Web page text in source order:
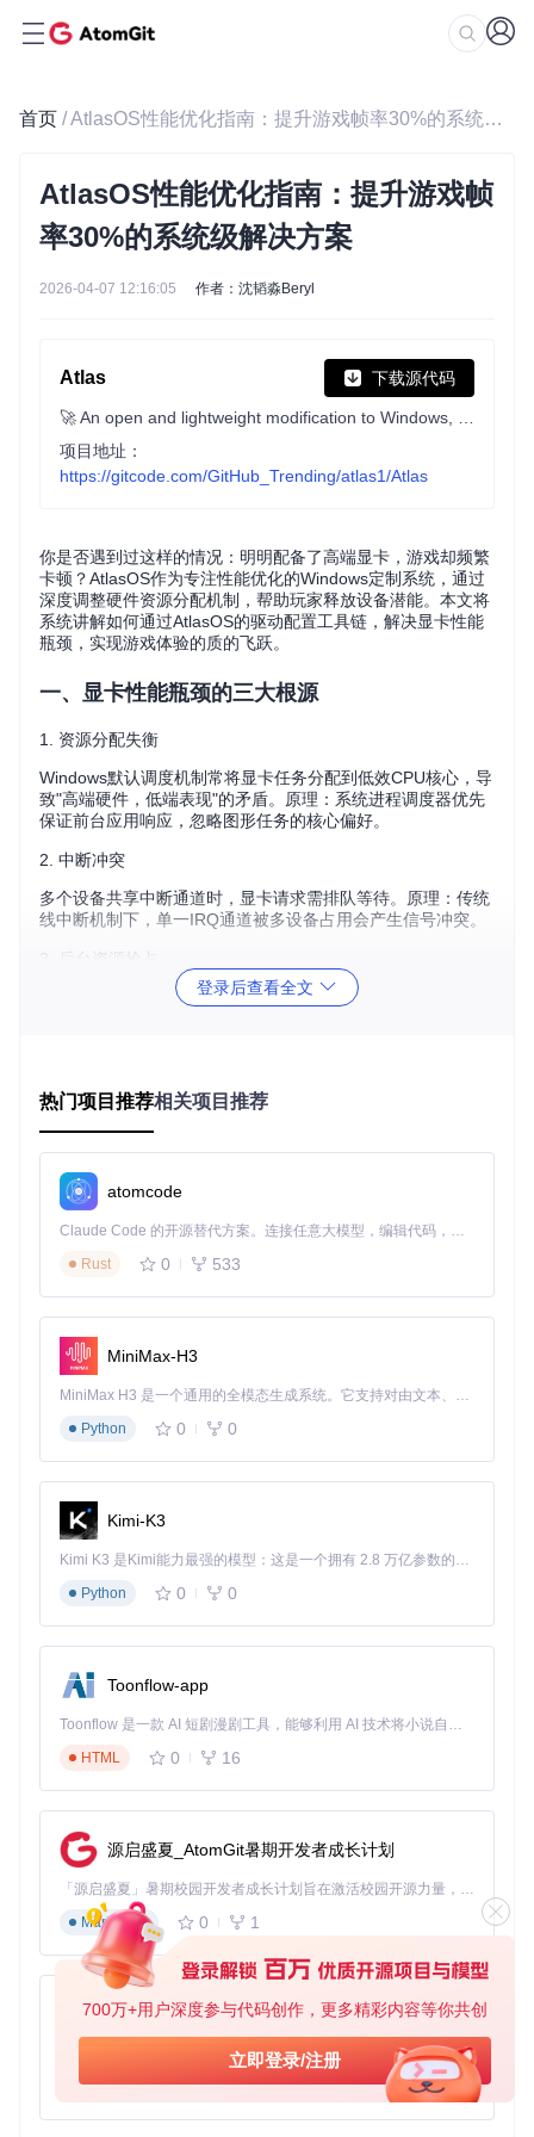
700万+用户深度参与代码创作，更多精彩内容等你共创
立即登录/注册
首页 / AtlasOS性能优化指南：提升游戏帧率30%的系统级解决方案
AtlasOS性能优化指南：提升游戏帧
率30%的系统级解决方案
2026-04-07 12:16:05 作者：沈韬淼Beryl
Atlas 下载源代码
项目地址：
https://gitcode.com/GitHub_Trending/atlas1/Atlas
你是否遇到过这样的情况：明明配备了高端显卡，游戏却频繁
卡顿？AtlasOS作为专注性能优化的Windows定制系统，通过
深度调整硬件资源分配机制，帮助玩家释放设备潜能。本文将
系统讲解如何通过AtlasOS的驱动配置工具链，解决显卡性能
瓶颈，实现游戏体验的质的飞跃。
一、显卡性能瓶颈的三大根源
1. 资源分配失衡
Windows默认调度机制常将显卡任务分配到低效CPU核心，导
致"高端硬件，低端表现"的矛盾。原理：系统进程调度器优先
保证前台应用响应，忽略图形任务的核心偏好。
2. 中断冲突
多个设备共享中断通道时，显卡请求需排队等待。原理：传统
线中断机制下，单一IRQ通道被多设备占用会产生信号冲突。
3. 后台资源抢占
系统服务和后台应用持续占用GPU资源，尤其Windows更新和
在AtlasOS的高级配置模块中，提供了一套完整的性能调优工
具集，位于src/playbook/Executables/AtlasDesktop/
6. Advanced Configuration/Driver Configuration/
目录下，这些工具通过协同工作实现硬件资源的智能分配。
自动分析CPU核心性能差异，为图形任务创建专属处理通道，
确保显卡数据处理始终运行在最高效核心上。
中断请求优化引擎
动态调整设备中断优先级，为显卡分配独立中断通道，减少响
应延迟。
三、四步优化实施指南
创建系统还原点（控制面板→系统→系统保护）
💡 注意事项：驱动签名验证禁用后需重启生效，优化完成后建
运行自动配置向导
选择"游戏性能模式"
3. 高级参数调整
启动中断管理工具
在设备列表中选择显卡
勾选"启用MSI模式"
分配独立中断通道
应用设置并验证
4. 错误排查指引
配置无效：检查是否以管理员身份运行工具
系统不稳定：进入安全模式运行"配置回滚"工具
性能无改善：更新显卡驱动至最新版本
登录后查看全文
热门项目推荐相关项目推荐
atomcode
Claude Code 的开源替代方案。连接任意大模型，编辑代码，运行命令，自动验证 — 全自动执行。用 Rust 构建，极致性能。 ｜ An open-source alternative to Claude Code. Connect any LLM, edit code, run commands, and verify changes — autonomously. Built in Rust for speed. Get Started
Rust
0 533
MiniMax-H3
MiniMax H3 是一个通用的全模态生成系统。它支持对由文本、图像、视频和音频组成的多模态上下文进行统一理解，并能生成分辨率高达 2K、时长可达 15 秒的带原生立体声音频的视频。得益于面向任务泛化的系统设计，H3 在预训练阶段就已具备广泛的多模态上下文理解与生成能力，能够出色地执行复杂的多模态指令。
Python
0 0
Kimi-K3
Kimi K3 是Kimi能力最强的模型：这是一个拥有 2.8 万亿参数的混合专家（MoE）模型，具备原生视觉理解能力，并支持 100 万 token 的上下文窗口。
Python
0 0
Toonflow-app
Toonflow 是一款 AI 短剧漫剧工具，能够利用 AI 技术将小说自动转化为剧本，并结合 AI 生成的图片和视频，实现高效的短剧创作。借助 Toonflow，可以轻松完成从文字到影像的全流程，让短剧制作变得更加智能与便捷。
HTML
0 16
源启盛夏_AtomGit暑期开发者成长计划
「源启盛夏」暑期校园开发者成长计划旨在激活校园开源力量，通过积分激励、认证扶持、资源倾斜等形式，引导高校组织和开发者完成「入驻 — 建项目 — 做贡献 — 获认证 — 得资源」的完整闭环。无论你是想带领社团入驻平台的组织者，还是希望用代码贡献证明自己的开发者，都能在这里找到属于你的成长路径。
Markdown
0 1
AionUi
免费、本地、开源的 24/7 全天候 Cowork 应用，以及适用于 Gemini CLI、Claude Code、Codex、OpenCode、Qwen Code、Goose CLI、Auggie 等的 OpenClaw | 🌟 喜欢就点star吧
TypeScript
0 6